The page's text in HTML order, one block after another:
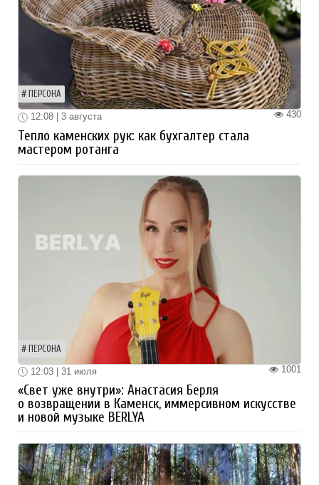
ПЕРСОНА
430
12:08 | 3 августа
Тепло каменских рук: как бухгалтер стала
мастером ротанга
ПЕРСОНА
1001
12:03 | 31 июля
«Свет уже внутри»: Анастасия Берля
о возвращении в Каменск, иммерсивном искусстве
и новой музыке BERLYA